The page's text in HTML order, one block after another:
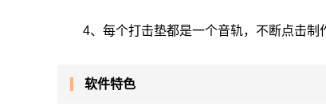
4、每个打击垫都是一个音轨，不断点击制
软件特色